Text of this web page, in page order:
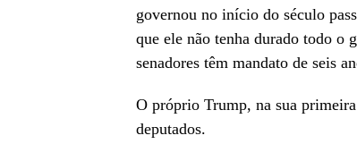
governou no início do século
que ele não tenha durado todo o
senadores têm mandato de seis
O próprio Trump, na sua
deputados.